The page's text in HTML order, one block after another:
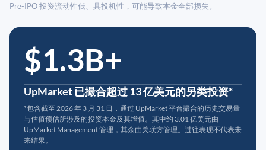
Pre-IPO 投资流动性低、具投机性，可能导致本金全部损失。
$1.3B+
UpMarket 已撮合超过 13 亿美元的另类投资*
*包含截至 2026 年 3 月 31 日，通过 UpMarket 平台撮合的历史交易量
与估值预估所涉及的投资本金及其增值。其中约 3.01 亿美元由
UpMarket Management 管理，其余由关联方管理。过往表现不代表未
来结果。